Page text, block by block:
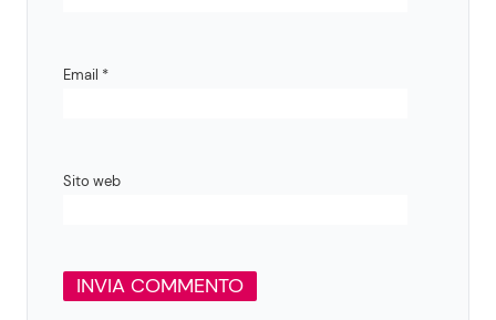
Email *
Sito web